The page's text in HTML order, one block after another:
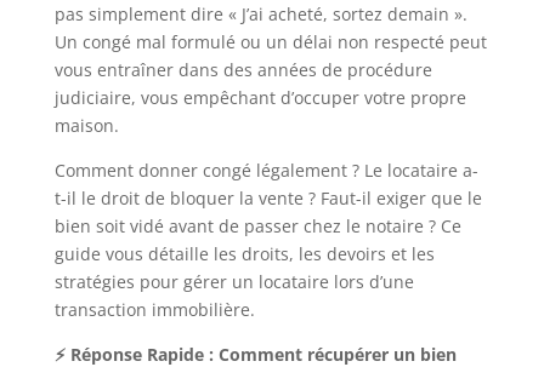
pas simplement dire « J’ai acheté, sortez demain ».
Un congé mal formulé ou un délai non respecté peut
vous entraîner dans des années de procédure
judiciaire, vous empêchant d’occuper votre propre
maison.
Comment donner congé légalement ? Le locataire a-
t-il le droit de bloquer la vente ? Faut-il exiger que le
bien soit vidé avant de passer chez le notaire ? Ce
guide vous détaille les droits, les devoirs et les
stratégies pour gérer un locataire lors d’une
transaction immobilière.
⚡ Réponse Rapide : Comment récupérer un bien